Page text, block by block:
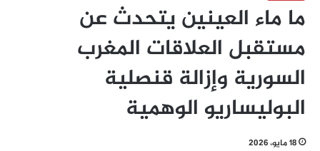
ما ماء العينين يتحدث عن
مستقبل العلاقات المغرب
السورية وإزالة قنصلية
البوليساريو الوهمية
18 مايو، 2026